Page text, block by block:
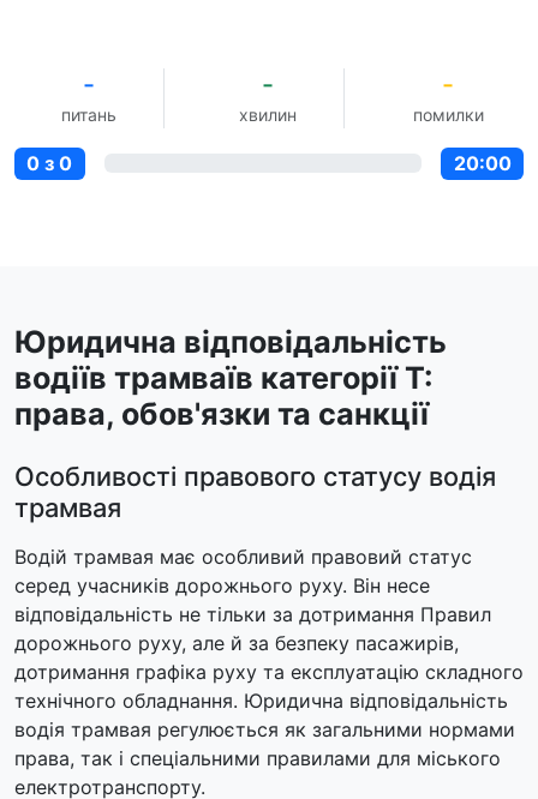
-
питань
-
хвилин
-
помилки
0 з 0 20:00
Юридична відповідальність
водіїв трамваїв категорії Т:
права, обов'язки та санкції
Особливості правового статусу водія
трамвая
Водій трамвая має особливий правовий статус
серед учасників дорожнього руху. Він несе
відповідальність не тільки за дотримання Правил
дорожнього руху, але й за безпеку пасажирів,
дотримання графіка руху та експлуатацію складного
технічного обладнання. Юридична відповідальність
водія трамвая регулюється як загальними нормами
права, так і спеціальними правилами для міського
електротранспорту.